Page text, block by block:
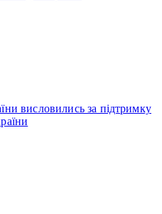
висловились за підтримку